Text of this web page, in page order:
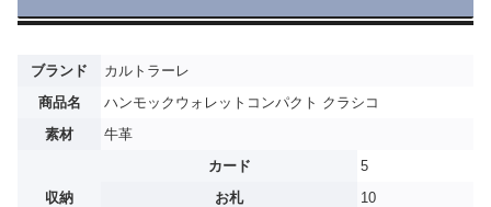
ブランド
カルトラーレ
商品名
ハンモックウォレットコンパクト クラシコ
素材
牛革
収納
カード
5
お札
10